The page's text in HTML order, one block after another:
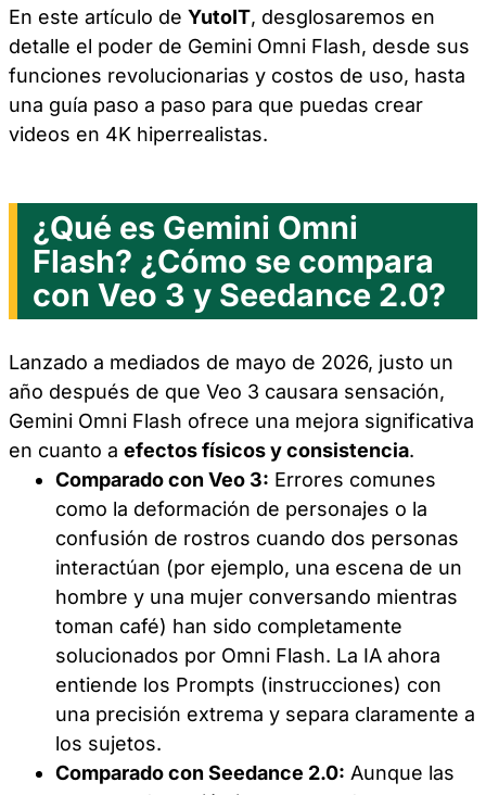
En este artículo de YutoIT, desglosaremos en
detalle el poder de Gemini Omni Flash, desde sus
funciones revolucionarias y costos de uso, hasta
una guía paso a paso para que puedas crear
videos en 4K hiperrealistas.
¿Qué es Gemini Omni
Flash? ¿Cómo se compara
con Veo 3 y Seedance 2.0?
Lanzado a mediados de mayo de 2026, justo un
año después de que Veo 3 causara sensación,
Gemini Omni Flash ofrece una mejora significativa
en cuanto a efectos físicos y consistencia.
Comparado con Veo 3: Errores comunes
como la deformación de personajes o la
confusión de rostros cuando dos personas
interactúan (por ejemplo, una escena de un
hombre y una mujer conversando mientras
toman café) han sido completamente
solucionados por Omni Flash. La IA ahora
entiende los Prompts (instrucciones) con
una precisión extrema y separa claramente a
los sujetos.
Comparado con Seedance 2.0: Aunque las